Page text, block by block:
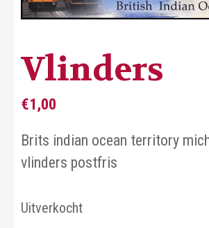
Vlinders
€1,00
Brits indian ocean territory
vlinders postfris
Uitverkocht